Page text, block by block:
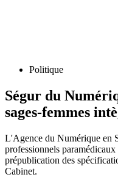
Politique
Ségur du
sages-femmes
L'Agence du Numérique en
professionnels
prépublication des
Cabinet.